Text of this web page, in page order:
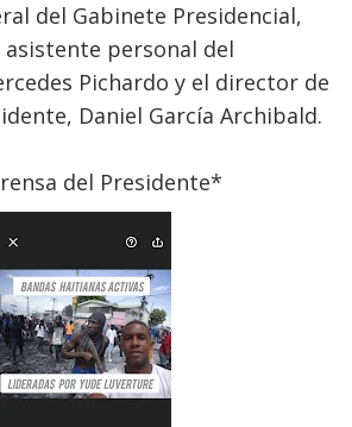
del Gabinete Presidencial,
asistente personal del
Pichardo y el director de
Daniel García Archibald.
del Presidente*